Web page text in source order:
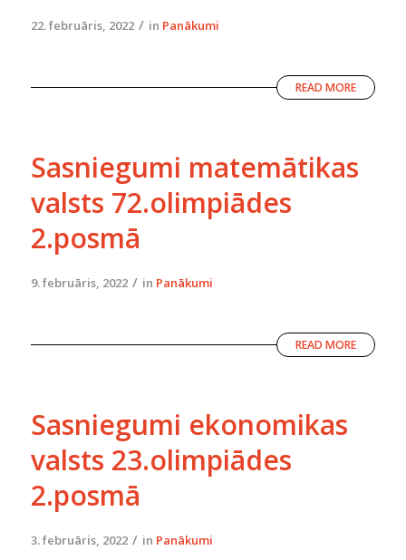
22. februāris, 2022 / in Panākumi
READ MORE
Sasniegumi matemātikas
valsts 72.olimpiādes
2.posmā
9. februāris, 2022 / in Panākumi
READ MORE
Sasniegumi ekonomikas
valsts 23.olimpiādes
2.posmā
3. februāris, 2022 / in Panākumi